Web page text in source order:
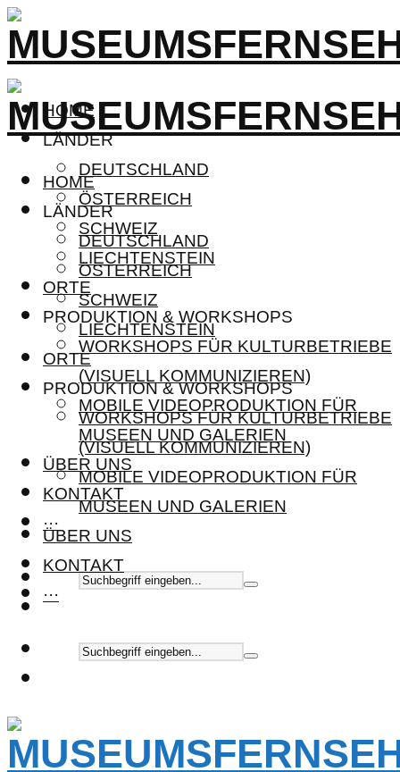
HOME
LÄNDER
DEUTSCHLAND
ÖSTERREICH
SCHWEIZ
LIECHTENSTEIN
ORTE
PRODUKTION & WORKSHOPS
WORKSHOPS FÜR KULTURBETRIEBE
(VISUELL KOMMUNIZIEREN)
MOBILE VIDEOPRODUKTION FÜR
MUSEEN UND GALERIEN
ÜBER UNS
KONTAKT
···
HOME
LÄNDER
DEUTSCHLAND
ÖSTERREICH
SCHWEIZ
LIECHTENSTEIN
ORTE
PRODUKTION & WORKSHOPS
WORKSHOPS FÜR KULTURBETRIEBE
(VISUELL KOMMUNIZIEREN)
MOBILE VIDEOPRODUKTION FÜR
MUSEEN UND GALERIEN
ÜBER UNS
KONTAKT
···